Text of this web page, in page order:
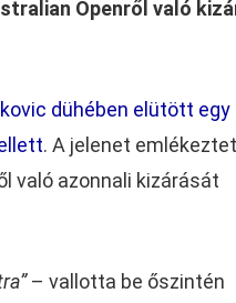
Openről való
dühében elütött egy
. A jelenet
való azonnali kizárását
– vallotta be őszintén